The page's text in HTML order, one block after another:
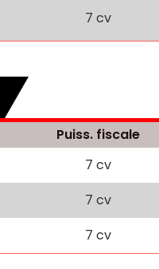
7 cv
Puiss. fiscale
7 cv
7 cv
7 cv